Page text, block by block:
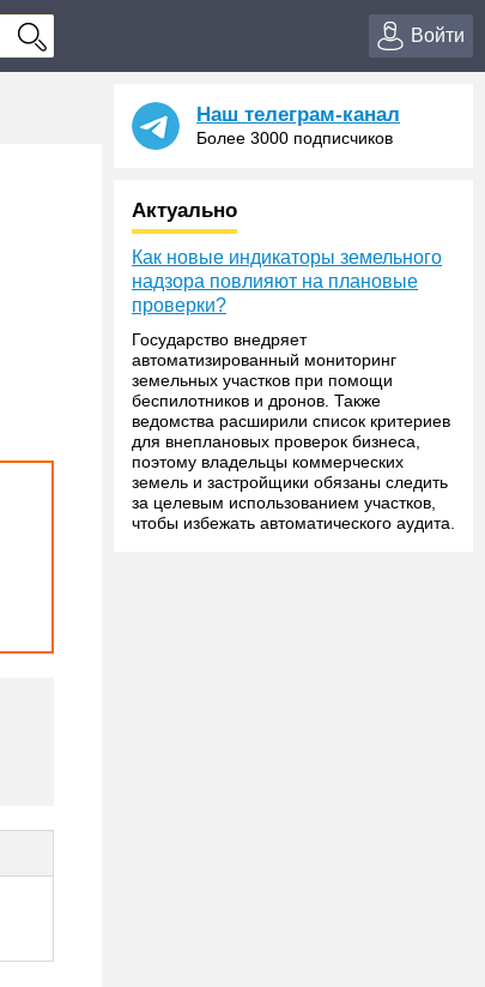
Войти
Наш телеграм-канал
Более 3000 подписчиков
Актуально
Как новые индикаторы земельного
надзора повлияют на плановые
проверки?
Государство внедряет
автоматизированный мониторинг
земельных участков при помощи
беспилотников и дронов. Также
ведомства расширили список критериев
для внеплановых проверок бизнеса,
поэтому владельцы коммерческих
земель и застройщики обязаны следить
за целевым использованием участков,
чтобы избежать автоматического аудита.